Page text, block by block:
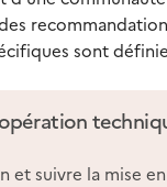
sont
et suivre la mise